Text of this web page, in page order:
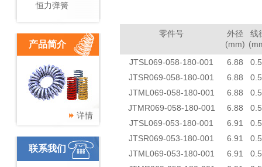
恒力弹簧
产品简介
详情
联系我们
零件号
外径
(mm)
线
JTSL069-058-180-001
6.88
JTSR069-058-180-001
6.88
JTML069-058-180-001
6.88
JTMR069-058-180-001
6.88
JTSL069-053-180-001
6.91
JTSR069-053-180-001
6.91
JTML069-053-180-001
6.91